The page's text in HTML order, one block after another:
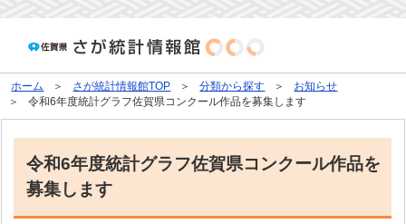
ホーム さが統計情報館TOP 分類から探す
お知らせ
令和6年度統計グラフ佐賀県コンクール作品を募集します
令和6年度統計グラフ佐賀県コンクール作品を
募集します